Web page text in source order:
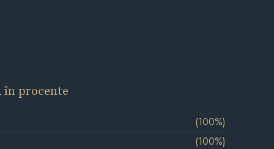
în procente
(100%)
(100%)